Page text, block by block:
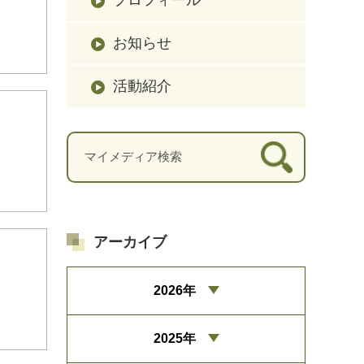
お知らせ
活動紹介
アーカイブ
2026年
2025年